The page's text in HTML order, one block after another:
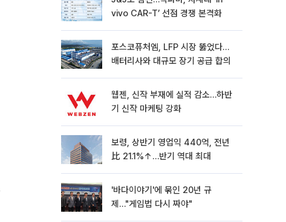
vivo CAR-T’ 선점 경쟁 본격화
포스코퓨처엠, LFP 시장 뚫었다…
배터리사와 대규모 장기 공급 합의
웹젠, 신작 부재에 실적 감소…하반
기 신작 마케팅 강화
보령, 상반기 영업익 440억, 전년
比 21.1%↑…반기 역대 최대
'바다이야기'에 묶인 20년 규
제…"게임법 다시 짜야"